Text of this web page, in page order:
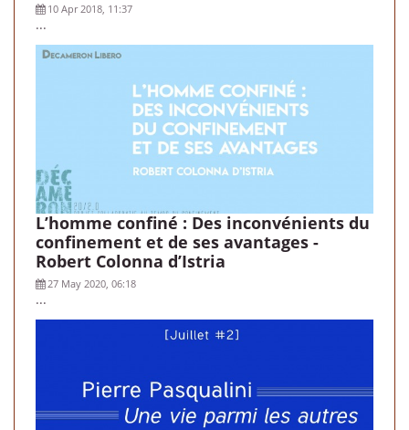
10 Apr 2018, 11:37
...
L’homme confiné : Des inconvénients du
confinement et de ses avantages -
Robert Colonna d’Istria
27 May 2020, 06:18
...